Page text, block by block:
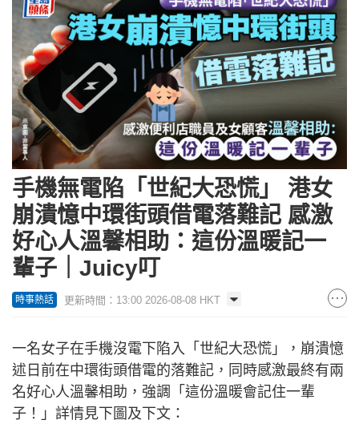
手機無電陷「世紀大恐慌」 港女
崩潰憶中環街頭借電落難記 感激
好心人溫馨相助：這份溫暖記一
輩子｜Juicy叮
時事熱話 更新時間：13:00 2026-08-08 HKT
一名女子在手機沒電下陷入「世紀大恐慌」，崩潰憶
述日前在中環街頭借電的落難記，同時感激最終有兩
名好心人溫馨相助，強調「這份溫暖會記住一輩
子！」詳情見下圖及下文：